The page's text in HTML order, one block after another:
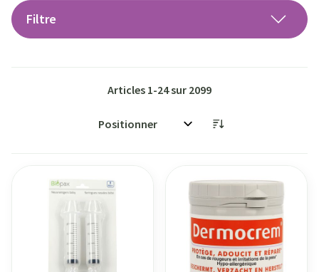
Filtre
Articles 1-24sur 2099
Trier par: